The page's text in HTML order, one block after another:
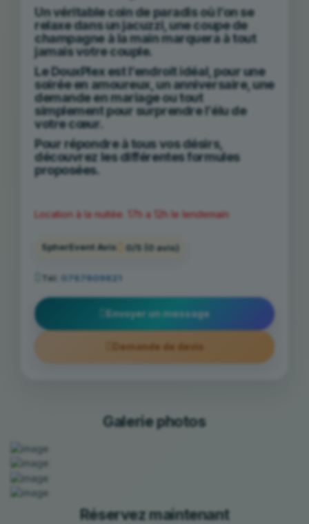
Un véritable coin de paradisoù l’on se
relaxe dans un jacuzzi, une coupe de
champagne à la main marquera à tout
jamais votre couple.
Le DouxPlexest l’endroit idéal, pour une
soirée en amoureux, un anniversaire, une
demande en mariage ou tout
simplement pour surprendre l’élu de
votrecœur
Pour répondre à tous vos désirs,
découvrez les différentes formules
proposées.
Location à la nuitée. 17h a 12h le lendemain
SpherEvent Avis 0/5 (0 avis)
Tél: 0767609621
Envoyer un message
Demande de devis
Galerie photos
Réservez maintenant